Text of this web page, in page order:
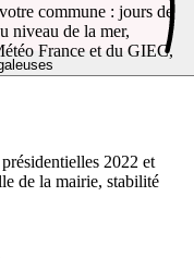
commune : jours de
niveau de la mer,
France et du GIEC,
2022 et
de la mairie, stabilité